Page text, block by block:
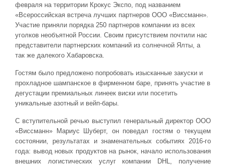
февраля на территории Крокус Экспо, под названием
«Всероссийская встреча лучших партнеров ООО «Виссманн».
Участие приняли порядка 250 партнеров компании из всех
уголков необъятной России. Своим присутствием почтили нас
представители партнерских компаний из солнечной Ялты, а
так же далекого Хабаровска.
Гостям было предложено попробовать изысканные закуски и
прохладное шампанское в фирменном баре, принять участие в
дегустации премиальных линеек виски или посетить
уникальные азотный и вейп-бары.
С вступительной речью выступил генеральный директор ООО
«Виссманн» Мариус Шуберт, он поведал гостям о текущем
состоянии, результатах и знаменательных событиях 2016-го
года: вывод новых продуктов на рынок, начало использования
внешних логистических услуг компании DHL, получение